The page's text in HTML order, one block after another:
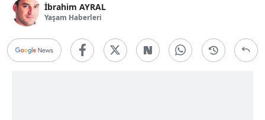
İbrahim AYRAL
Yaşam Haberleri